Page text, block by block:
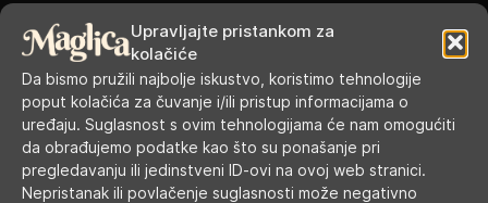
Upravljajte pristankom za
kolačiće
Da bismo pružili najbolje iskustvo, koristimo tehnologije
poput kolačića za čuvanje i/ili pristup informacijama o
uređaju. Suglasnost s ovim tehnologijama će nam omogućiti
da obrađujemo podatke kao što su ponašanje pri
pregledavanju ili jedinstveni ID-ovi na ovoj web stranici.
Nepristanak ili povlačenje suglasnosti može negativno
RADNO VRIJEME
Ponedjeljak 9.00 - 19.00